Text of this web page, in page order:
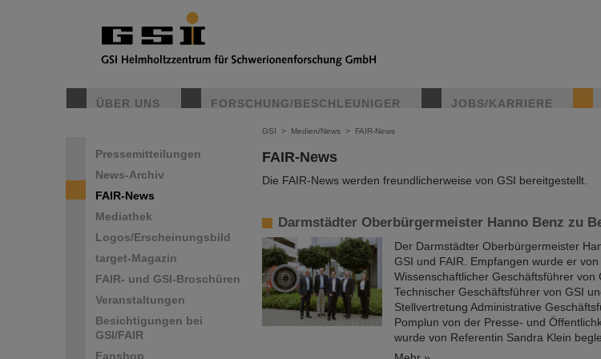
ÜBER UNS FORSCHUNG/BESCHLEUNIGER JOBS/KARRIERE
Pressemitteilungen
News-Archiv
FAIR-News
Mediathek
Logos/Erscheinungsbild
target-Magazin
FAIR- und GSI-Broschüren
Veranstaltungen
Besichtigungen bei
GSI/FAIR
Fanshop
GSI > Medien/News > FAIR-News
FAIR-News
Die FAIR-News werden freundlicherweise von GSI bereitgestellt.
Darmstädter Oberbürgermeister Hanno Benz zu
Der Darmstädter Oberbürgermeister
GSI und FAIR. Empfangen wurde er
Wissenschaftlicher Geschäftsführer von
Technischer Geschäftsführer von GSI
Stellvertretung Administrative
Pomplun von der Presse- und
wurde von Referentin Sandra Klein